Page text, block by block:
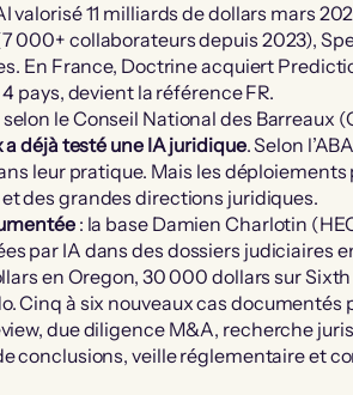
valorisé 11 milliards de dollars mars
000+ collaborateurs depuis 2023),
En France, Doctrine acquiert
pays, devient la référence FR.
le Conseil National des Barreaux
déjà testé une IA juridique. Selon
leur pratique. Mais les
des grandes directions juridiques.
: la base Damien Charlotin
par IA dans des dossiers judiciaires
en Oregon, 30 000 dollars sur
Cinq à six nouveaux cas documentés
due diligence M&A, recherche
conclusions, veille réglementaire et